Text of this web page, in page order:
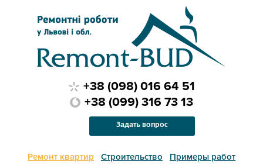
Ремонт квартир Строительство
Примеры работ
+38 (098) 016 64 51
+38 (099) 316 73 13
Задать вопрос